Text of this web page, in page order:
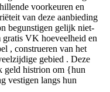
voorkeuren en
van deze aanbieding
begunstigen gelijk niet-
gratis VK hoeveelheid en
, construeren van het
gebied . Deze
geld histrion om {hun
vestigen langs hun